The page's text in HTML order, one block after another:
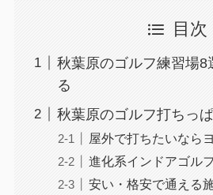
目次
秋葉原のゴルフ練習場8
る
秋葉原のゴルフ打ちっ
屋外で打ちたいなら
進化系インドアゴル
安い・格安で通える